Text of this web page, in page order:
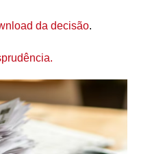
da decisão.